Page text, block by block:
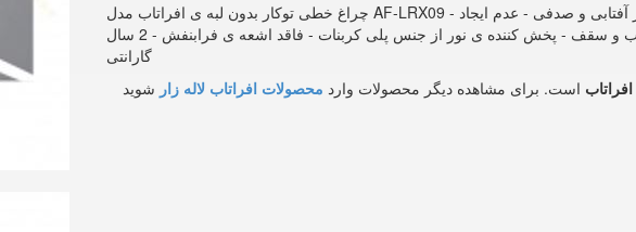
چراغ خطی توکار بدون لبه ی افراتاب مدل AF-LRX09 - عرض 9 سانتی متر - رنگ نور آفتابی و صدفی - عدم ایجاد
فلیکر - قابلیت نصب در دیوار کاذب و سقف - پخش کننده ی نور از جنس پلی کربنات - فاقد اشعه ی فرابنفش - 2 سال
گارانتی
افراتاب است. برای مشاهده دیگر محصولات وارد محصولات افراتاب لاله زار